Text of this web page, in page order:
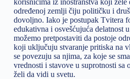
korisnicima iz inostranstva koji
određenoj zemlji čiju političku i
dovoljno. Iako je postupak Tvitera
edukativna i osvešćujuća delatnost
možemo pretpostaviti da postoje
koji uključuju stvaranje pritiska na
se povezuju sa njima, za koje se
vrednosti i stavove u suprotnosti
želi da vidi u svetu.